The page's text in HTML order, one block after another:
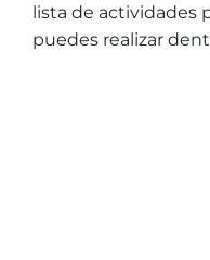
lista de actividades
puedes realizar